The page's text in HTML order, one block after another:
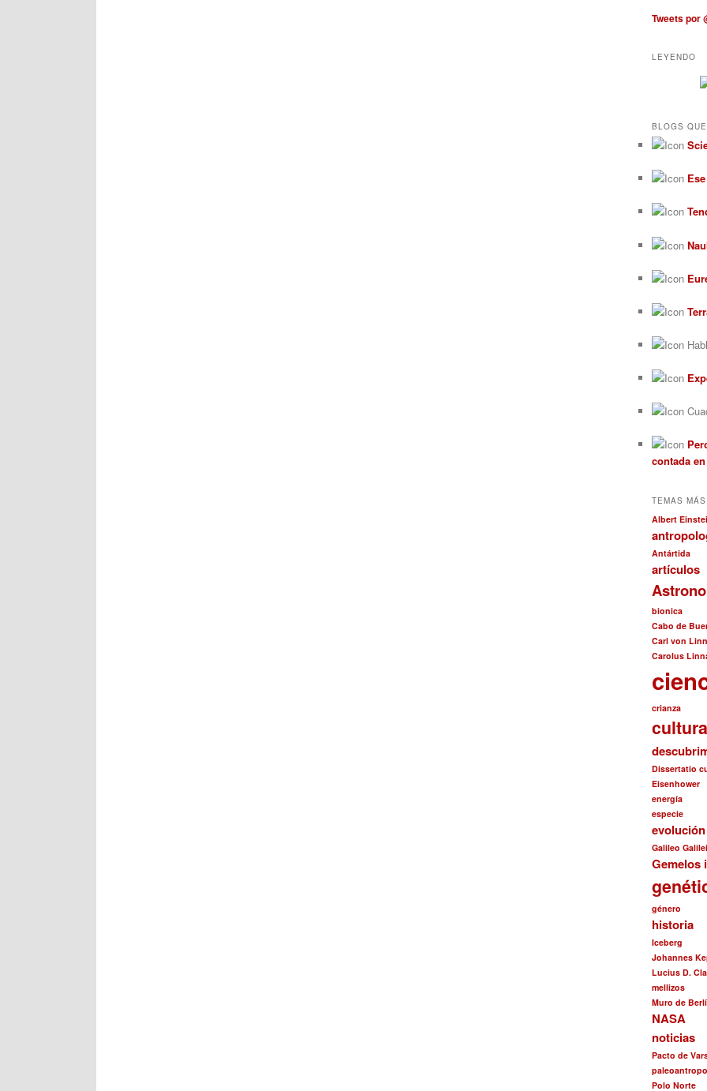
Tweets por
LEYENDO
BLOGS
contada
TEMAS
Albert
Antártida
artículos
bionica
Cabo de
Carl von
Carolus
crianza
cultura
Dissertatio
Eisenhower
energía
especie
Galileo Galilei
Gemelos
género
historia
Iceberg
Johannes
Lucius D.
mellizos
Muro de
NASA
noticias
Pacto de
Polo Norte